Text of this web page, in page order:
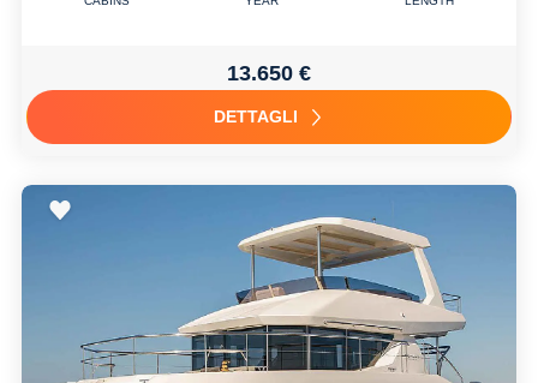
13.650 €
DETTAGLI